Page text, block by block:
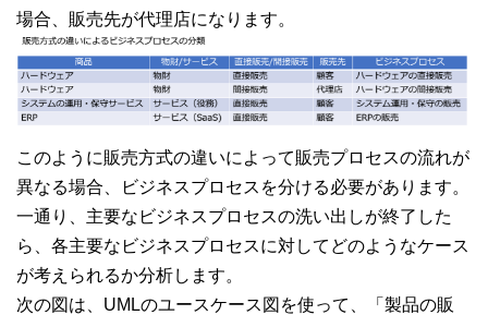
場合、販売先が代理店になります。
このように販売方式の違いによって販売プロセスの流れが
異なる場合、ビジネスプロセスを分ける必要があります。
一通り、主要なビジネスプロセスの洗い出しが終了した
ら、各主要なビジネスプロセスに対してどのようなケース
が考えられるか分析します。
次の図は、UMLのユースケース図を使って、「製品の販